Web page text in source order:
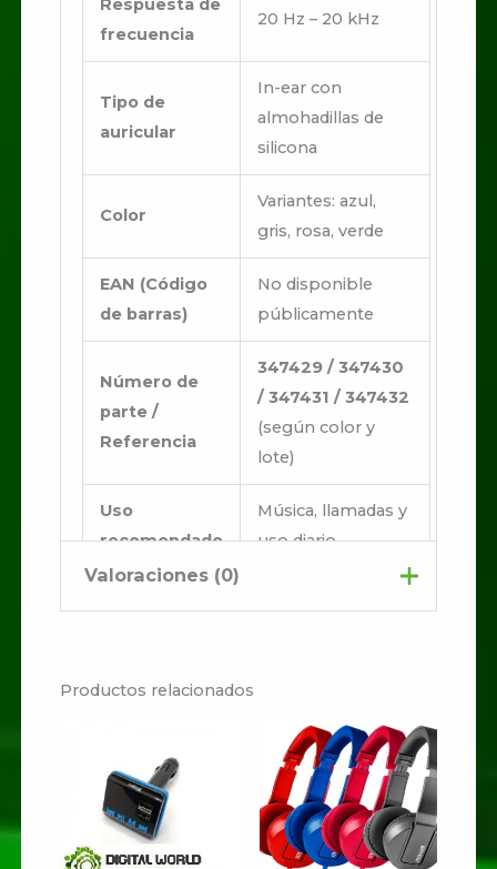
Respuesta de
frecuencia
20 Hz – 20 kHz
Tipo de
auricular
In-ear con
almohadillas de
silicona
Color
Variantes: azul,
gris, rosa, verde
EAN (Código
de barras)
No disponible
públicamente
Número de
parte /
Referencia
347429 / 347430
/ 347431 / 347432
(según color y
lote)
Uso
recomendado
Música, llamadas y
uso diario
Valoraciones (0)
Sé el primero en valorar
“Audifonos Maxell Wr-
360 Wrap’d Inear
Earphone Flat Wire”
Tu dirección de correo
Productos relacionados